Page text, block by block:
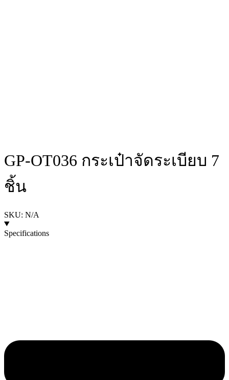
GP-OT036 กระเป๋าจัดระเบียบ 7
ชิ้น
SKU: N/A
Specifications